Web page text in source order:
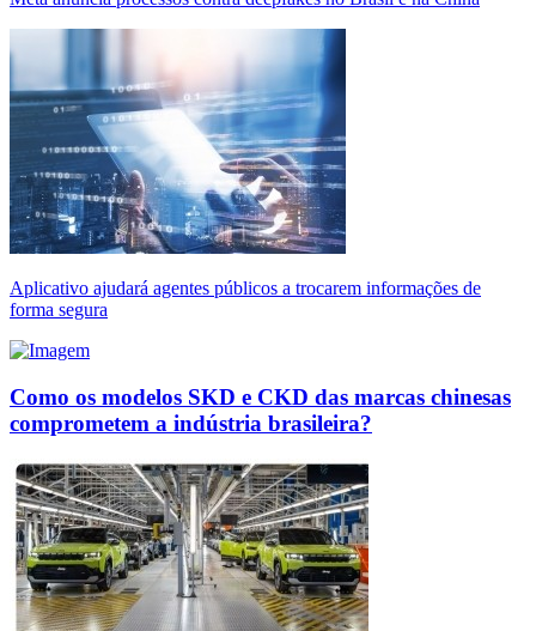
Aplicativo ajudará agentes públicos a trocarem informações de
forma segura
Como os modelos SKD e CKD das marcas chinesas
comprometem a indústria brasileira?